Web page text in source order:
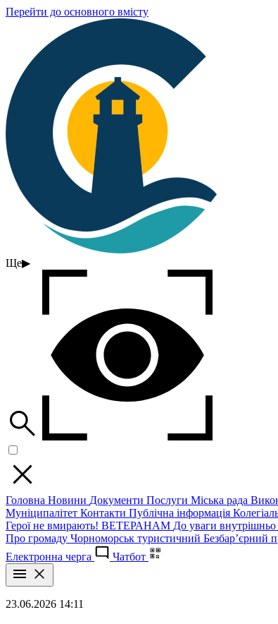
Перейти до основного вмісту
Ще▶
Головна Новини Документи Послуги Міська рада
Муніципалітет Контакти Публічна інформація
Герої не вмирають! ВЕТЕРАНАМ До уваги
Про громаду Чорноморськ туристичний Безбар’єрний
Електронна черга
Чатбот
23.06.2026 14:11